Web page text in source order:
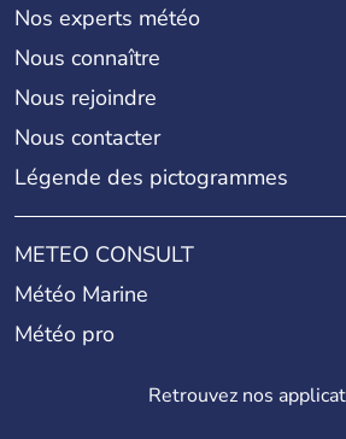
Nos experts météo
Nous connaître
Nous rejoindre
Nous contacter
Légende des pictogrammes
METEO CONSULT
Météo Marine
Météo pro
Retrouvez nos